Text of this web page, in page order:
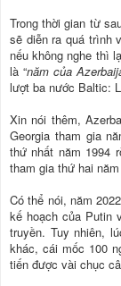
Trong thời gian từ
sẽ diễn ra quá trình
nếu không nghe thì
là “năm của
lượt ba nước Baltic:
Xin nói thêm,
Georgia tham gia
thứ nhất năm 1994
tham gia thứ hai
Có thể nói, năm
kế hoạch của Putin
truyền. Tuy nhiên,
khác, cái mốc 100
tiến được vài chục